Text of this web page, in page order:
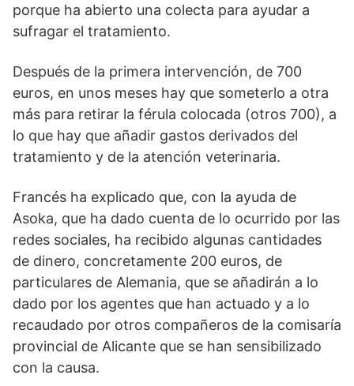
porque ha abierto una colecta para ayudar a
sufragar el tratamiento.
Después de la primera intervención, de 700
euros, en unos meses hay que someterlo a otra
más para retirar la férula colocada (otros 700), a
lo que hay que añadir gastos derivados del
tratamiento y de la atención veterinaria.
Francés ha explicado que, con la ayuda de
Asoka, que ha dado cuenta de lo ocurrido por las
redes sociales, ha recibido algunas cantidades
de dinero, concretamente 200 euros, de
particulares de Alemania, que se añadirán a lo
dado por los agentes que han actuado y a lo
recaudado por otros compañeros de la comisaría
provincial de Alicante que se han sensibilizado
con la causa.